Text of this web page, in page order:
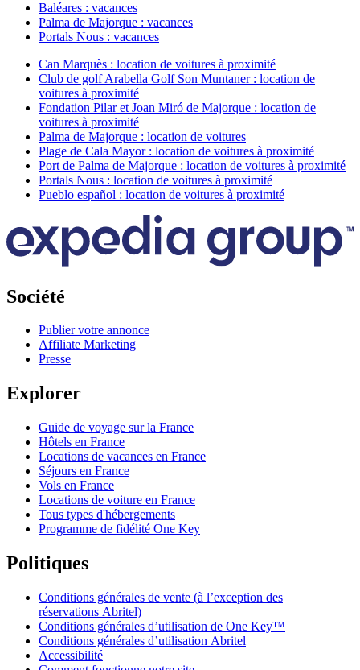
Baléares : vacances
Palma de Majorque : vacances
Portals Nous : vacances
Can Marquès : location de voitures à proximité
Club de golf Arabella Golf Son Muntaner : location de
voitures à proximité
Fondation Pilar et Joan Miró de Majorque : location de
voitures à proximité
Palma de Majorque : location de voitures
Plage de Cala Mayor : location de voitures à proximité
Port de Palma de Majorque : location de voitures à proximité
Portals Nous : location de voitures à proximité
Pueblo español : location de voitures à proximité
Société
Publier votre annonce
Affiliate Marketing
Presse
Explorer
Guide de voyage sur la France
Hôtels en France
Locations de vacances en France
Séjours en France
Vols en France
Locations de voiture en France
Tous types d'hébergements
Programme de fidélité One Key
Politiques
Conditions générales de vente (à l’exception des
réservations Abritel)
Conditions générales d’utilisation de One Key™
Conditions générales d’utilisation Abritel
Accessibilité